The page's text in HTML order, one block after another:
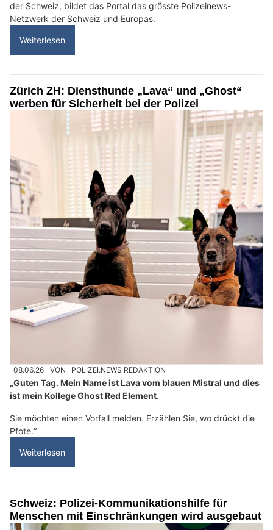
der Schweiz, bildet das Portal das grösste Polizeinews-
Netzwerk der Schweiz und Europas.
Weiterlesen
Zürich ZH: Diensthunde „Lava“ und „Ghost“
werben für Sicherheit bei der Polizei
08.06.26 VON POLIZEI.NEWS REDAKTION
„Guten Tag. Mein Name ist Lava vom blauen Mistral und dies
ist mein Kollege Ghost Red Element.
Sie möchten einen Vorfall melden. Erzählen Sie, wo drückt die
Pfote.“
Weiterlesen
Schweiz: Polizei-Kommunikationshilfe für
Menschen mit Einschränkungen wird ausgebaut